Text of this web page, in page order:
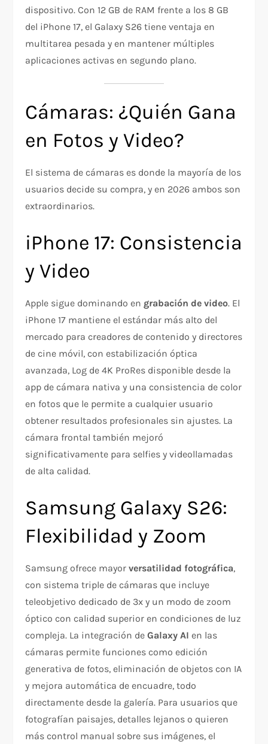
dispositivo. Con 12 GB de RAM frente a los 8 GB
del iPhone 17, el Galaxy S26 tiene ventaja en
multitarea pesada y en mantener múltiples
aplicaciones activas en segundo plano.
Cámaras: ¿Quién Gana
en Fotos y Video?
El sistema de cámaras es donde la mayoría de los
usuarios decide su compra, y en 2026 ambos son
extraordinarios.
iPhone 17: Consistencia
y Video
Apple sigue dominando en grabación de video. El
iPhone 17 mantiene el estándar más alto del
mercado para creadores de contenido y directores
de cine móvil, con estabilización óptica
avanzada, Log de 4K ProRes disponible desde la
app de cámara nativa y una consistencia de color
en fotos que le permite a cualquier usuario
obtener resultados profesionales sin ajustes. La
cámara frontal también mejoró
significativamente para selfies y videollamadas
de alta calidad.
Samsung Galaxy S26:
Flexibilidad y Zoom
Samsung ofrece mayorversatilidad fotográfica,
con sistema triple de cámaras que incluye
teleobjetivo dedicado de 3x y un modo de zoom
óptico con calidad superior en condiciones de luz
compleja. La integración deGalaxy AI en las
cámaras permite funciones como edición
generativa de fotos, eliminación de objetos con IA
y mejora automática de encuadre, todo
directamente desde la galería. Para usuarios que
fotografían paisajes, detalles lejanos o quieren
más control manual sobre sus imágenes, el